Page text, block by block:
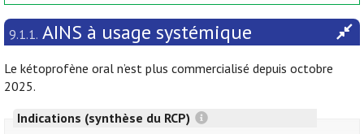
9.1.1. AINS à usage systémique
Le kétoprofène oral n’est plus commercialisé depuis octobre
2025.
Indications (synthèse du RCP)